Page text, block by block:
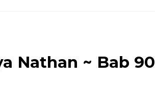
Nathan ~ Bab 90